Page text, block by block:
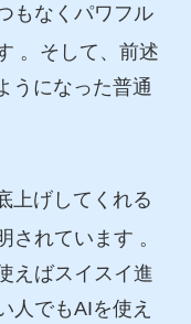
もなくパワフル
。そして、前述
うになった普通
上げしてくれる
されています 。
えばスイスイ進
人でもAIを使え